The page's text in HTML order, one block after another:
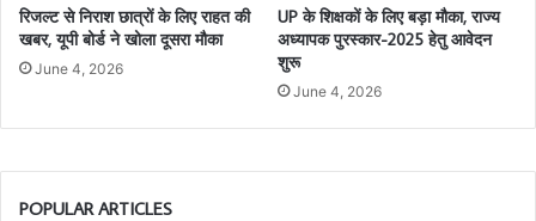
रिजल्ट से निराश छात्रों के लिए राहत की
खबर, यूपी बोर्ड ने खोला दूसरा मौका
June 4, 2026
UP के शिक्षकों के लिए बड़ा मौका, राज्य
अध्यापक पुरस्कार-2025 हेतु आवेदन
शुरू
June 4, 2026
POPULAR ARTICLES